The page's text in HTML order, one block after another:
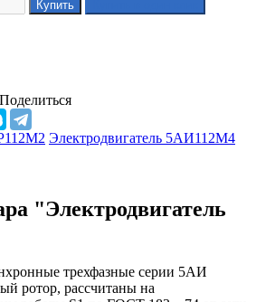
Поделиться
Электродвигатель 5АИ112М4
"Электродвигатель
трехфазные серии 5АИ
ротор, рассчитаны на